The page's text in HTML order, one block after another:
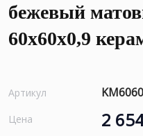
бежевый
60x60x0,9
Артикул
Цена 2